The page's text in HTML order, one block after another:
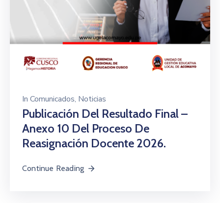
In Comunicados‚ Noticias
Publicación Del Resultado Final –
Anexo 10 Del Proceso De
Reasignación Docente 2026.
Continue Reading